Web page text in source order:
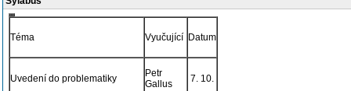
Téma Vyučující Datum
Uvedení do problematiky
Petr
Gallus
7. 10.